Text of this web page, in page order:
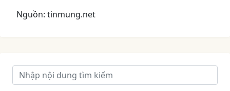
Nguồn: tinmung.net